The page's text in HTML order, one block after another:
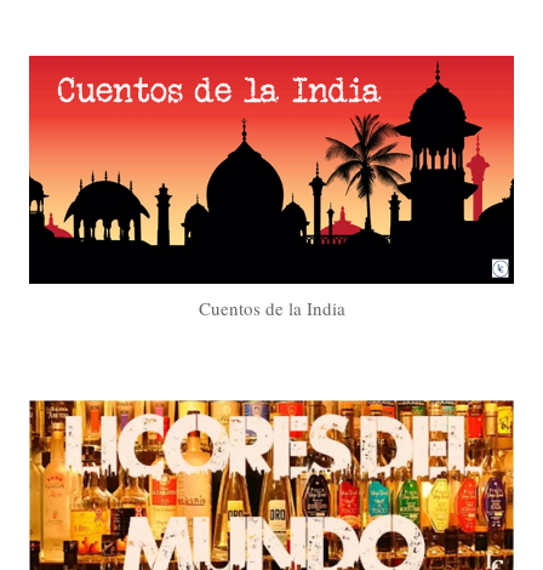
Cuentos de la India